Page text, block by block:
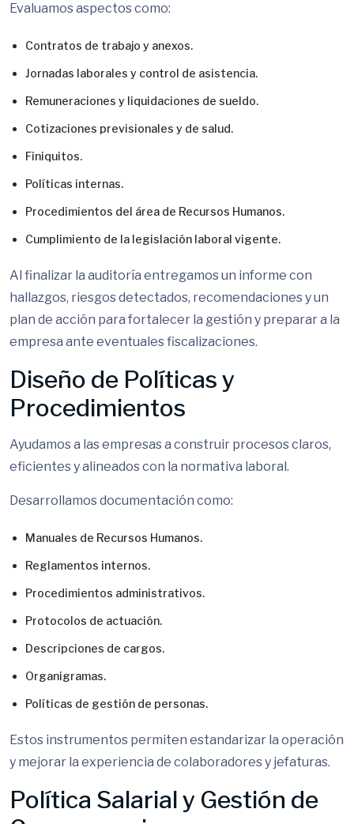
Evaluamos aspectos como:
Contratos de trabajo y anexos.
Jornadas laborales y control de asistencia.
Remuneraciones y liquidaciones de sueldo.
Cotizaciones previsionales y de salud.
Finiquitos.
Políticas internas.
Procedimientos del área de Recursos Humanos.
Cumplimiento de la legislación laboral vigente.
Al finalizar la auditoría entregamos un informe con
hallazgos, riesgos detectados, recomendaciones y un
plan de acción para fortalecer la gestión y preparar a la
empresa ante eventuales fiscalizaciones.
Diseño de Políticas y
Procedimientos
Ayudamos a las empresas a construir procesos claros,
eficientes y alineados con la normativa laboral.
Desarrollamos documentación como:
Manuales de Recursos Humanos.
Reglamentos internos.
Procedimientos administrativos.
Protocolos de actuación.
Descripciones de cargos.
Organigramas.
Políticas de gestión de personas.
Estos instrumentos permiten estandarizar la operación
y mejorar la experiencia de colaboradores y jefaturas.
Política Salarial y Gestión de